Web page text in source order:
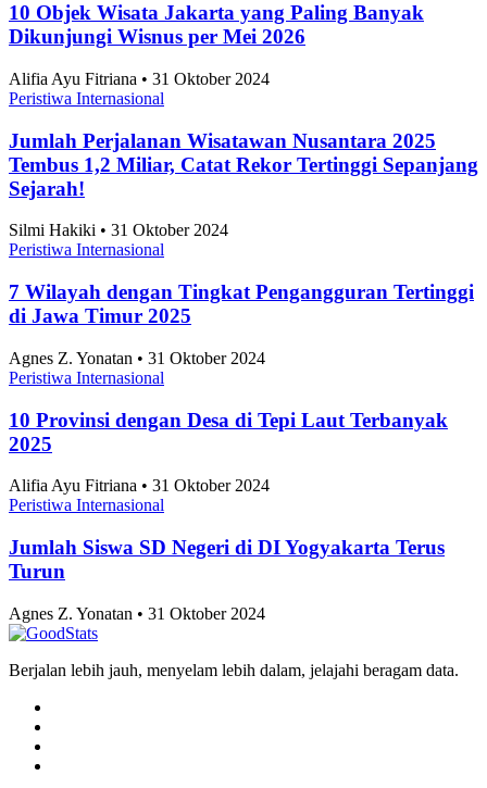
10 Objek Wisata Jakarta yang Paling Banyak
Dikunjungi Wisnus per Mei 2026
Alifia Ayu Fitriana • 31 Oktober 2024
Peristiwa Internasional
Jumlah Perjalanan Wisatawan Nusantara 2025
Tembus 1,2 Miliar, Catat Rekor Tertinggi Sepanjang
Sejarah!
Silmi Hakiki • 31 Oktober 2024
Peristiwa Internasional
7 Wilayah dengan Tingkat Pengangguran Tertinggi
di Jawa Timur 2025
Agnes Z. Yonatan • 31 Oktober 2024
Peristiwa Internasional
10 Provinsi dengan Desa di Tepi Laut Terbanyak
2025
Alifia Ayu Fitriana • 31 Oktober 2024
Peristiwa Internasional
Jumlah Siswa SD Negeri di DI Yogyakarta Terus
Turun
Agnes Z. Yonatan • 31 Oktober 2024
Berjalan lebih jauh, menyelam lebih dalam, jelajahi beragam data.